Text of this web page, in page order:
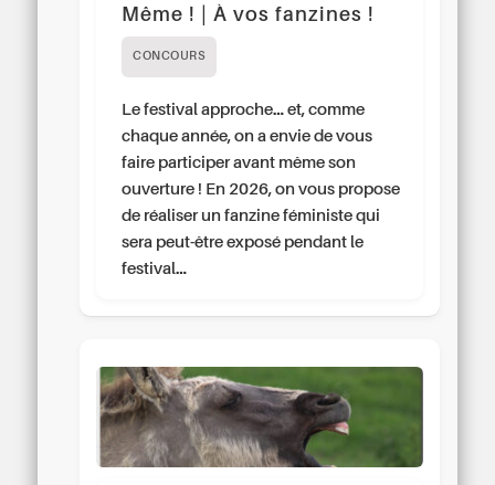
Même ! | À vos fanzines !
CONCOURS
Le festival approche… et, comme
chaque année, on a envie de vous
faire participer avant même son
ouverture ! En 2026, on vous propose
de réaliser un fanzine féministe qui
sera peut-être exposé pendant le
festival…